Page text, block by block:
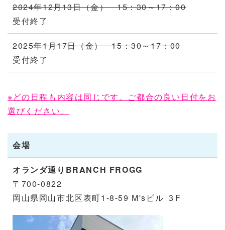
2024年12月13日（金）15：30～17：00
受付終了
2025年1月17日（金）15：30～17：00
受付終了
※どの日程も内容は同じです。ご都合の良い日付をお
選びください。
会場
オランダ通りBRANCH FROGG
〒700-0822
岡山県岡山市北区表町1-8-59 M'sビル ３F